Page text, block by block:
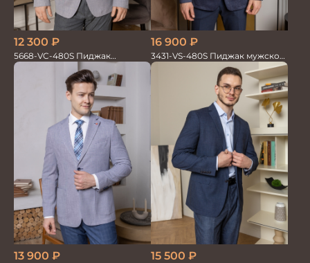
12 300 ₽
5668-VC-480S Пиджак
мужской на п/п
16 900 ₽
3431-VS-480S Пиджак мужской
трикотаж
13 900 ₽ 15 500 ₽